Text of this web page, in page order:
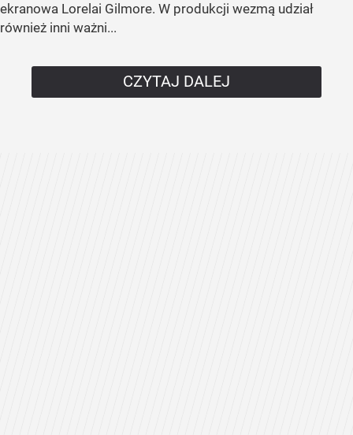
ekranowa Lorelai Gilmore. W produkcji wezmą udział
również inni ważni...
CZYTAJ DALEJ